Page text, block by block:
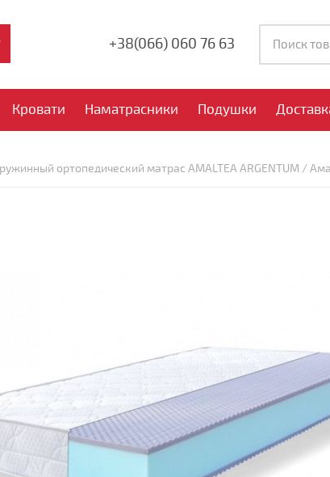
+38(066)060 76 63
Кровати Наматрасники Подушки
ортопедический матрас AMALTEA ARGENTUM /